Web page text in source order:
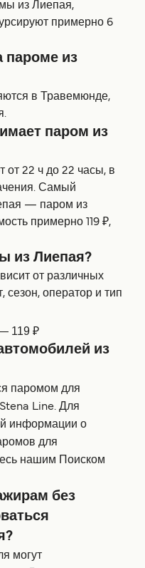
из Лиепая,
примерно 6
пароме из
в Травемюнде,
паром из
от 22 ч до 22 часы, в
Самый
— паром из
примерно 119 ₽,
из Лиепая?
от различных
сезон, оператор и тип
119 ₽
из
паромом для
Line. Для
информации о
для
нашим Поиском
без
могут